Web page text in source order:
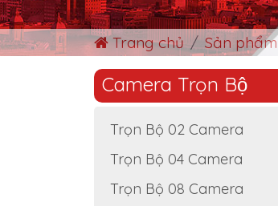
Trang chủ Sản phẩm
Camera Trọn Bộ
Trọn Bộ 02 Camera
Trọn Bộ 04 Camera
Trọn Bộ 08 Camera